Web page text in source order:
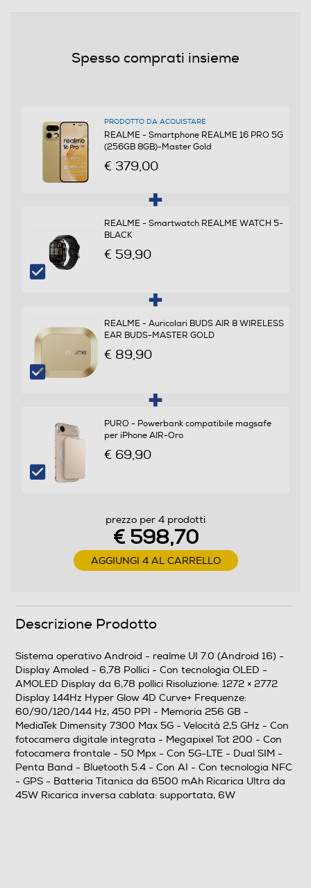
Format
Bar phone
Sistema Operativo - Processore
Sistema operativo
Versione sistema operativo
realme UI 7.0 (Android 16)
Octa Core
Velocità del processore in GHz
2,5
MediaTek Dimensity 7300 Max 5G
Fotocamera digitale
MegaPixel totali
200
Altre specifiche fotocamera/e
Fotocamera posteriore: 200MP + 8MP Fotocamera
Principale: 200MP OIS f/1.8 Ultra-Grandangolare: 8MP
f/2.0
Spesso comprati insieme
PRODOTTO DA ACQUISTARE
REALME - Smartphone REALME 16 PRO 5G
(256GB 8GB)-Master Gold
€ 379,00
REALME - Smartwatch REALME WATCH 5-
BLACK
€ 59,90
REALME - Auricolari BUDS AIR 8 WIRELESS
EAR BUDS-MASTER GOLD
€ 89,90
PURO - Powerbank compatibile magsafe
per iPhone AIR-Oro
€ 69,90
prezzo per 4 prodotti
€ 598,70
AGGIUNGI 4 AL CARRELLO
Descrizione Prodotto
Sistema operativo Android - realme UI 7.0 (Android 16) -
Display Amoled - 6,78 Pollici - Con tecnologia OLED -
AMOLED Display da 6,78 pollici Risoluzione: 1272 × 2772
Display 144Hz Hyper Glow 4D Curve+ Frequenze:
60/90/120/144 Hz, 450 PPI - Memoria 256 GB -
MediaTek Dimensity 7300 Max 5G - Velocità 2,5 GHz - Con
fotocamera digitale integrata - Megapixel Tot 200 - Con
fotocamera frontale - 50 Mpx - Con 5G-LTE - Dual SIM -
Penta Band - Bluetooth 5.4 - Con AI - Con tecnologia NFC
- GPS - Batteria Titanica da 6500 mAh Ricarica Ultra da
45W Ricarica inversa cablata: supportata, 6W